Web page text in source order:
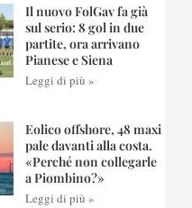
Il nuovo FolGav fa già
sul serio: 8 gol in due
partite, ora arrivano
Pianese e Siena
Leggi di più »
Eolico offshore, 48 maxi
pale davanti alla costa.
«Perché non collegarle
a Piombino?»
Leggi di più »